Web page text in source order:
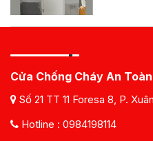
Cửa Chống Cháy An
Số 21 TT 11 Foresa 8, P.
Hotline : 0984198114